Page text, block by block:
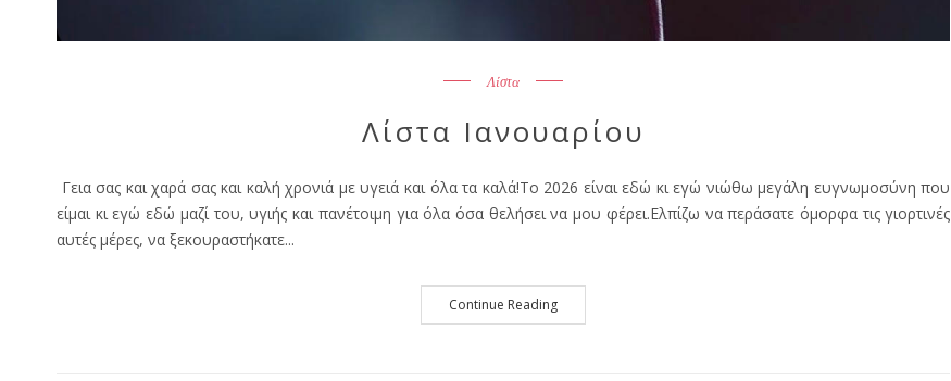
Λίστα
Λίστα Ιανουαρίου
Γεια σας και χαρά σας και καλή χρονιά με υγειά και όλα τα καλά!Το 2026 είναι εδώ κι εγώ νιώθω μεγάλη ευγνωμοσύνη που
είμαι κι εγώ εδώ μαζί του, υγιής και πανέτοιμη για όλα όσα θελήσει να μου φέρει.Ελπίζω να περάσατε όμορφα τις γιορτινές
αυτές μέρες, να ξεκουραστήκατε...
Continue Reading